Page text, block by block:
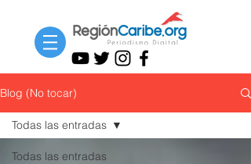
Blog (No tocar)
Todas las entradas
Todas las entradas